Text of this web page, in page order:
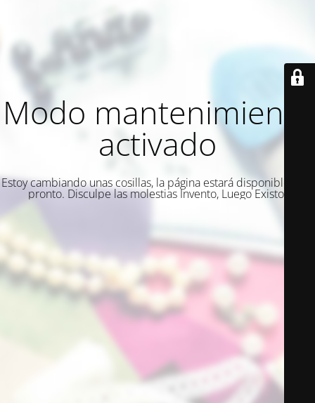
Modo mantenimiento
activado
Estoy cambiando unas cosillas, la página estará disponible muy
pronto. Disculpe las molestias Invento, Luego Existo.